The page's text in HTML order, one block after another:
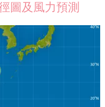
圖及風力預測